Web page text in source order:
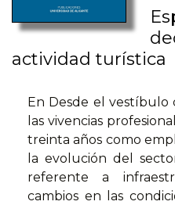
actividad turística
En Desde el
las vivencias
treinta años como
la evolución del
referente a
cambios en las